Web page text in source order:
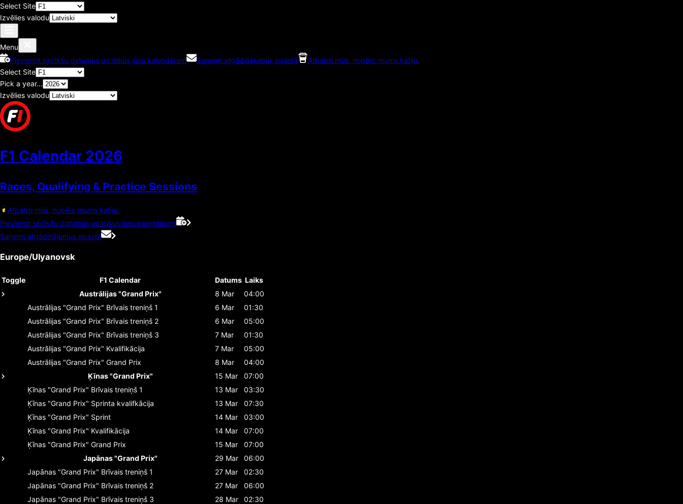
Select Site
Izvēlies valodu
Menu
Pievienot sacīkšu datumus un laikus jūsu kalendāram
Saņemt atgādinājumus epastā
Atbalsti mūs, nopērc mums kafiju.
Select Site
Pick a year...
Izvēlies valodu
F1 Calendar 2026
Races, Qualifying & Practice Sessions
Atbalsti mūs, nopērc mums kafiju.
Pievienot sacīkšu datumus un laikus jūsu kalendāram
Saņemt atgādinājumus epastā
Europe/Ulyanovsk
Toggle F1 Calendar Datums Laiks
Austrālijas "Grand Prix"
8 Mar
04:00
Austrālijas "Grand Prix" Brīvais treniņš 1 6 Mar
01:30
Austrālijas "Grand Prix" Brīvais treniņš 2 6 Mar
05:00
Austrālijas "Grand Prix" Brīvais treniņš 3 7 Mar
01:30
Austrālijas "Grand Prix" Kvalifikācija 7 Mar
05:00
Austrālijas "Grand Prix" Grand Prix 8 Mar
04:00
Ķīnas "Grand Prix"
15 Mar
07:00
Ķīnas "Grand Prix" Brīvais treniņš 1 13 Mar
03:30
Ķīnas "Grand Prix" Sprinta kvalifkācija 13 Mar
07:30
Ķīnas "Grand Prix" Sprint 14 Mar
03:00
Ķīnas "Grand Prix" Kvalifikācija 14 Mar
07:00
Ķīnas "Grand Prix" Grand Prix 15 Mar
07:00
Japānas "Grand Prix"
29 Mar
06:00
Japānas "Grand Prix" Brīvais treniņš 1 27 Mar
02:30
Japānas "Grand Prix" Brīvais treniņš 2 27 Mar
06:00
Japānas "Grand Prix" Brīvais treniņš 3 28 Mar
02:30